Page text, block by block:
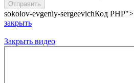
sokolov-evgeniy-sergeevichКод PHP">
закрыть
Закрыть видео